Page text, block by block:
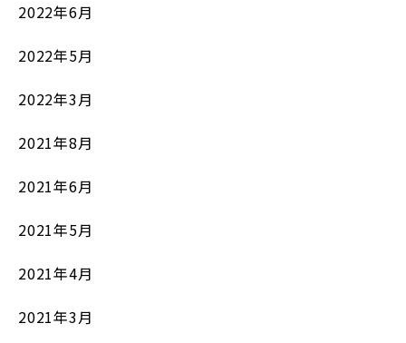
2022年6月
2022年5月
2022年3月
2021年8月
2021年6月
2021年5月
2021年4月
2021年3月